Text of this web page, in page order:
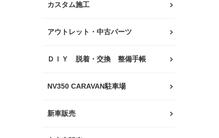
カスタム施工
アウトレット・中古パーツ
ＤＩＹ 脱着・交換 整備手帳
NV350 CARAVAN駐車場
新車販売